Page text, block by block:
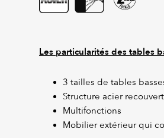
Les particularités des tables
3 tailles de tables
Structure acier
Multifonctions
Mobilier extérieur qui